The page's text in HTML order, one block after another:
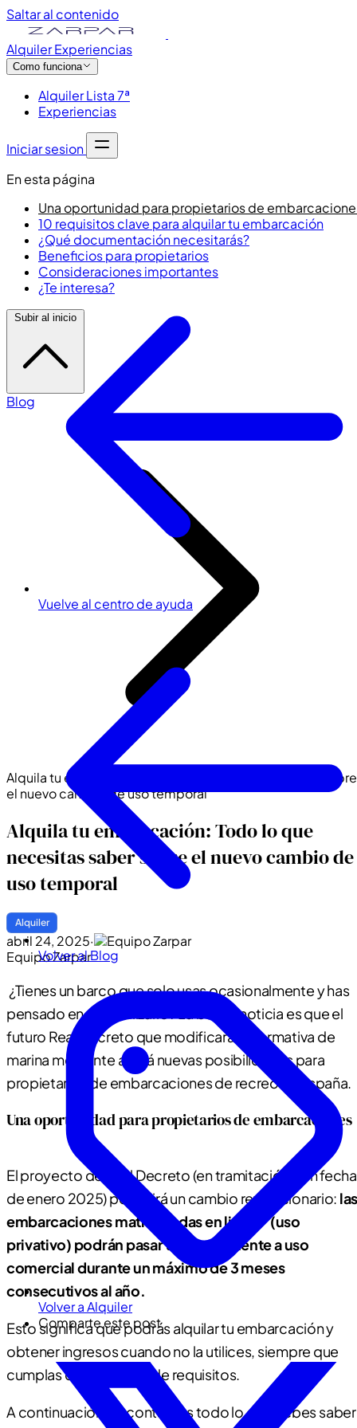
Saltar al contenido
Alquiler Experiencias
Como funciona
Alquiler Lista 7ª
Experiencias
Iniciar sesion
Vuelve al centro de ayuda
Volver al Blog
Volver a Alquiler
Comparte este post
En esta página
Una oportunidad para propietarios de
10 requisitos clave para alquilar tu embarcación
¿Qué documentación necesitarás?
Beneficios para propietarios
Consideraciones importantes
¿Te interesa?
Subir al inicio
Blog
Alquila tu embarcación: Todo lo que necesitas saber sobre
el nuevo cambio de uso temporal
Alquila tu embarcación: Todo lo que
necesitas saber sobre el nuevo cambio de
uso temporal
Alquiler
abril 24, 2025·
Equipo Zarpar
¿Tienes un barco que solo usas ocasionalmente y has
pensado en rentabilizarlo? La buena noticia es que el
futuro Real Decreto que modificará la normativa de
marina mercante abrirá nuevas posibilidades para
propietarios de embarcaciones de recreo en España.
Una oportunidad para propietarios de embarcaciones
El proyecto de Real Decreto (en tramitación con fecha
de enero 2025) permitirá un cambio revolucionario: las
embarcaciones matriculadas en lista 7ª (uso
privativo) podrán pasar temporalmente a uso
comercial durante un máximo de 3 meses
consecutivos al año.
Esto significa que podrás alquilar tu embarcación y
obtener ingresos cuando no la utilices, siempre que
cumplas con una serie de requisitos.
A continuación de contamos todo lo que debes saber